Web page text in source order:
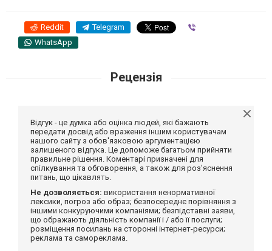
Reddit Telegram
WhatsApp
Рецензія
Відгук - це думка або оцінка людей, які бажають
передати досвід або враження іншим користувачам
нашого сайту з обов'язковою аргументацією
залишеного відгука. Це допоможе багатьом прийняти
правильне рішення. Коментарі призначені для
спілкування та обговорення, а також для роз'яснення
питань, що цікавлять.
Не дозволяється: використання ненормативної
лексики, погроз або образ; безпосереднє порівняння з
іншими конкуруючими компаніями; безпідставні заяви,
що ображають діяльність компанії і / або її послуги;
розміщення посилань на сторонні інтернет-ресурси;
реклама та самореклама.